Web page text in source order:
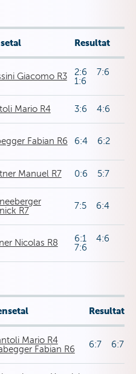
Resultat
Giacomo R3
2:6 7:6
1:6
Mario R4 3:6 4:6
Fabian R6 6:4 6:2
Manuel R7 0:6 5:7
R7
7:5 6:4
Nicolas R8
6:1 4:6
7:6
Resultat
Mario R4
Fabian R6
6:7 6:7